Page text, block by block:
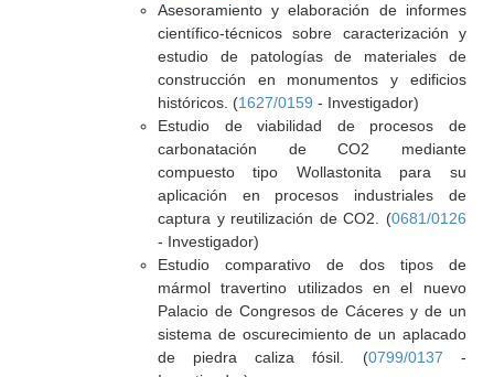
Asesoramiento y elaboración de informes
científico-técnicos sobre caracterización y
estudio de patologías de materiales de
construcción en monumentos y edificios
históricos. (1627/0159 - Investigador)
Estudio de viabilidad de procesos de
carbonatación de CO2 mediante
compuesto tipo Wollastonita para su
aplicación en procesos industriales de
captura y reutilización de CO2. (0681/0126
- Investigador)
Estudio comparativo de dos tipos de
mármol travertino utilizados en el nuevo
Palacio de Congresos de Cáceres y de un
sistema de oscurecimiento de un aplacado
de piedra caliza fósil. (0799/0137 -